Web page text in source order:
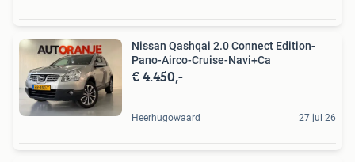
Nissan Qashqai 2.0 Connect Edition-
Pano-Airco-Cruise-Navi+Ca
€ 4.450,-
Heerhugowaard 27 jul 26